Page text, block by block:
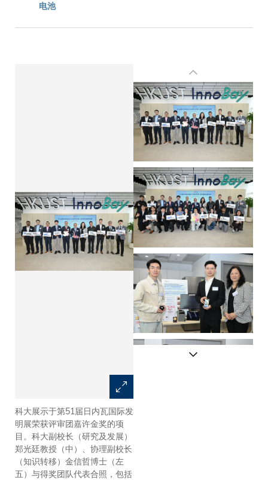
电池
科大展示于第51届日内瓦国际发
明展荣获评审团嘉许金奖的项
目。科大副校长（研究及发展）
郑光廷教授（中）、协理副校长
（知识转移）金信哲博士（左
五）与得奖团队代表合照，包括